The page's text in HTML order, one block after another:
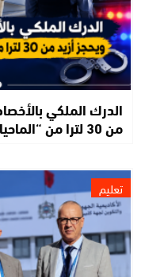
الدرك الملكي
من 30 لترا من “الماحيا”…
تعليم